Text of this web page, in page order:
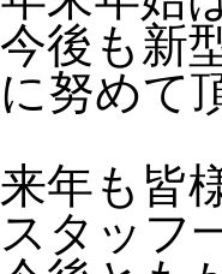
今後も新
に努めて
来年も皆
スタッフ